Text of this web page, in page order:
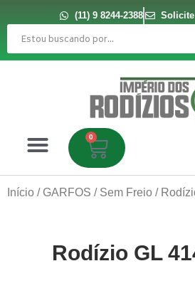
conteúdo
(11) 9 8244-2388
Pesquisar
0
Carrinho
Início / GARFOS / Sem Freio /
Rodízio GL